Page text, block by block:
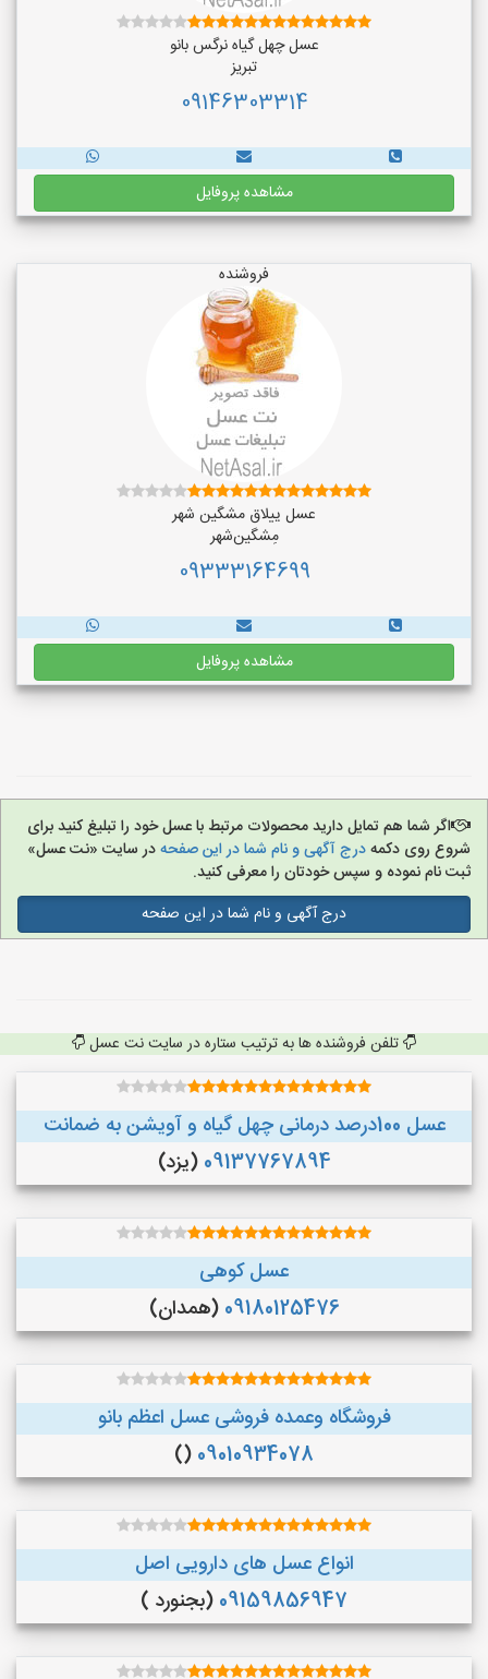
عسل چهل گیاه نرگس بانو
تبریز
09146303314
مشاهده پروفایل
فروشنده
عسل ییلاق مشگین شهر
مِشگین‌شهر
09333164699
مشاهده پروفایل
اگر شما هم تمایل دارید محصولات مرتبط با عسل خود را تبلیغ کنید برای
شروع روی دکمهدرج آگهی و نام شما در این صفحهدر سایت «نت عسل»
ثبت نام نموده و سپس خودتان را معرفی کنید.
درج آگهی و نام شما در این صفحه
تلفن فروشنده ها به ترتیب ستاره در سایت نت عسل
عسل 100درصد درمانی چهل گیاه و آویشن به ضمانت
09137767894 (یزد)
عسل کوهی
09180125476 (همدان)
فروشگاه وعمده فروشی عسل اعظم بانو
09010934078
()
انواع عسل های دارویی اصل
09159856947 (بجنورد )